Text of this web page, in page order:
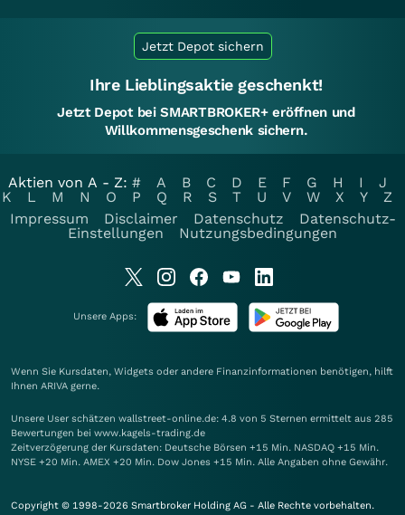
Jetzt Depot sichern
Ihre Lieblingsaktie geschenkt!
Jetzt Depot bei SMARTBROKER+ eröffnen und
Willkommensgeschenk sichern.
Aktien von A - Z: # A B C D E F G H I
J
K
L M N O P Q R S T U V W X Y
Z
Impressum
Disclaimer Datenschutz
Datenschutz-
Einstellungen
Nutzungsbedingungen
Unsere Apps:
Wenn Sie Kursdaten, Widgets oder andere Finanzinformationen benötigen, hilft
Ihnen ARIVA gerne.
Unsere User schätzen wallstreet-online.de: 4.8 von 5 Sternen ermittelt aus 285
Bewertungen bei www.kagels-trading.de
Zeitverzögerung der Kursdaten: Deutsche Börsen +15 Min. NASDAQ +15 Min.
NYSE +20 Min. AMEX +20 Min. Dow Jones +15 Min. Alle Angaben ohne Gewähr.
Copyright © 1998-2026 Smartbroker Holding AG - Alle Rechte vorbehalten.